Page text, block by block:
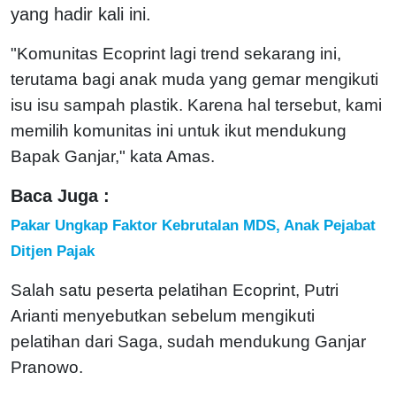
yang hadir kali ini.
"Komunitas Ecoprint lagi trend sekarang ini,
terutama bagi anak muda yang gemar mengikuti
isu isu sampah plastik. Karena hal tersebut, kami
memilih komunitas ini untuk ikut mendukung
Bapak Ganjar," kata Amas.
Baca Juga :
Pakar Ungkap Faktor Kebrutalan MDS, Anak Pejabat
Ditjen Pajak
Salah satu peserta pelatihan Ecoprint, Putri
Arianti menyebutkan sebelum mengikuti
pelatihan dari Saga, sudah mendukung Ganjar
Pranowo.